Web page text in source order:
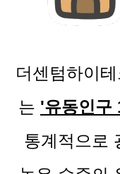
더센텀하이
는 '유동인구
통계적으로